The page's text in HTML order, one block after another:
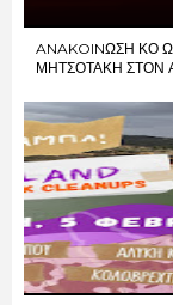
ANAKOINΩΣΗ ΚΟ
ΜΗΤΣΟΤΑΚΗ ΣΤΟΝ